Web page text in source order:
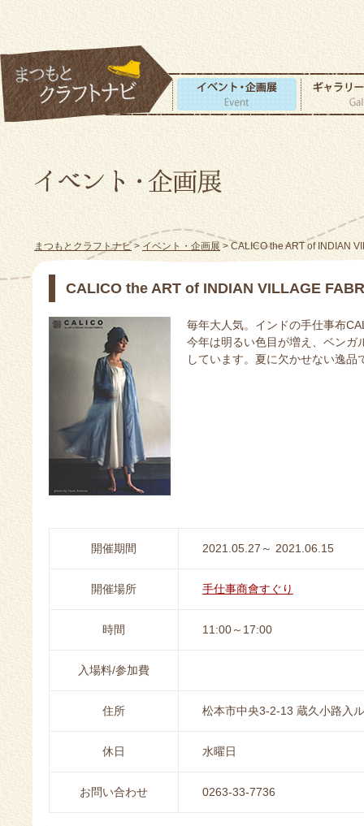
まつもとクラフトナビ>イベント・企画展> CALICO the ART of INDIAN
CALICO the ART of INDIAN VILLAGE
毎年大人気。インドの手仕事布
今年は明るい色目が増え、ベンガ
しています。夏に欠かせない逸品
開催期間 2021.05.27～ 2021.06.15
開催場所 手仕事商會すぐり
時間 11:00～17:00
入場料/参加費
住所 松本市中央3-2-13 蔵久小路入
休日 水曜日
お問い合わせ 0263-33-7736